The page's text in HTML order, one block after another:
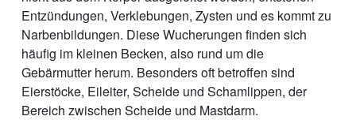
Entzündungen, Verklebungen, Zysten und es kommt zu
Narbenbildungen. Diese Wucherungen finden sich
häufig im kleinen Becken, also rund um die
Gebärmutter herum. Besonders oft betroffen sind
Eierstöcke, Eileiter, Scheide und Schamlippen, der
Bereich zwischen Scheide und Mastdarm.